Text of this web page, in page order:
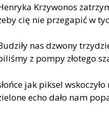
Krzywonos
cię nie przegapić w
nas dzwony
z pompy złotego
jak piksel wskoczyło
echo dało nam